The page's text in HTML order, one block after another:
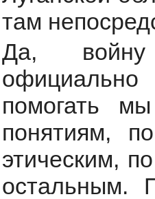
там
Да,
помогать
понятиям,
этическим,
остальным.